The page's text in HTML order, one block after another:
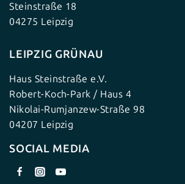
Steinstraße 18
04275 Leipzig
LEIPZIG GRÜNAU
Haus Steinstraße e.V.
Robert-Koch-Park / Haus 4
Nikolai-Rumjanzew-Straße 98
04207 Leipzig
SOCIAL MEDIA